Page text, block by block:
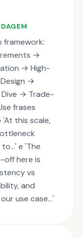
framework:
→
→ High-
→
Dive → Trade-
frases
'At this scale,
e 'The
off here is
vs
and
use case...'